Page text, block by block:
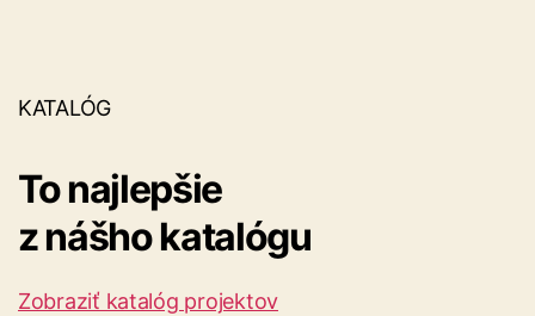
KATALÓG
To najlepšie
z nášho katalógu
Zobraziť katalóg projektov